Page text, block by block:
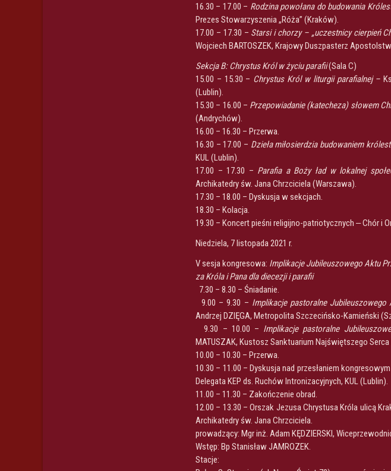
16.30 – 17.00 – Rodzina powołana do budowania
Prezes Stowarzyszenia „Róża” (Kraków).
17.00 – 17.30 – Starsi i chorzy – „uczestnicy cierpień
Wojciech BARTOSZEK, Krajowy Duszpasterz
Sekcja B: Chrystus Król w życiu parafii(Sala C)
15.00 – 15.30 – Chrystus Król w liturgii parafialnej –
(Lublin).
15.30 – 16.00 – Przepowiadanie (katecheza) słowem
(Andrychów).
16.00 – 16.30 – Przerwa.
16.30 – 17.00 – Dzieła miłosierdzia budowaniem
KUL (Lublin).
17.00 – 17.30 – Parafia a Boży ład w lokalnej
Archikatedry św. Jana Chrzciciela (Warszawa).
17.30 – 18.00 – Dyskusja w sekcjach.
18.30 – Kolacja.
19.30 – Koncert pieśni religijno-patriotycznych ‒ Chór i
Niedziela, 7 listopada 2021 r.
V sesja kongresowa: Implikacje Jubileuszowego Aktu
za Króla i Pana dla diecezji i parafii
7.30 – 8.30 – Śniadanie.
9.00 – 9.30 – Implikacje pastoralne
Andrzej DZIĘGA, Metropolita Szczecińsko-Kamieński
9.30 – 10.00 – Implikacje pastoralne
MATUSZAK, Kustosz Sanktuarium Najświętszego
10.00 – 10.30 – Przerwa.
10.30 – 11.00 – Dyskusja nad przesłaniem
Delegata KEP ds. Ruchów Intronizacyjnych, KUL (Lublin).
11.00 – 11.30 – Zakończenie obrad.
12.00 – 13.30 – Orszak Jezusa Chrystusa Króla ulicą
Archikatedry św. Jana Chrzciciela.
prowadzący: Mgr inż. Adam KĘDZIERSKI,
Wstęp: Bp Stanisław JAMROZEK.
Stacje: